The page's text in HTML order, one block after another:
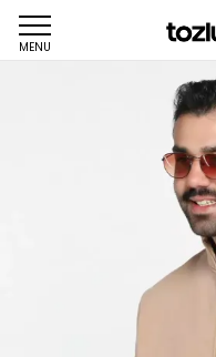
MENU